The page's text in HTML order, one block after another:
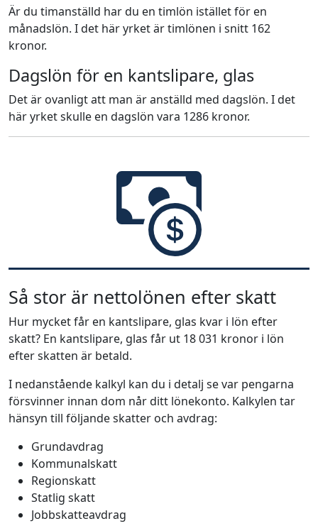
Är du timanställd har du en timlön istället för en
månadslön. I det här yrket är timlönen i snitt 162
kronor.
Dagslön för en kantslipare, glas
Det är ovanligt att man är anställd med dagslön. I det
här yrket skulle en dagslön vara 1286 kronor.
Så stor är nettolönen efter skatt
Hur mycket får en kantslipare, glas kvar i lön efter
skatt? En kantslipare, glas får ut 18 031 kronor i lön
efter skatten är betald.
I nedanstående kalkyl kan du i detalj se var pengarna
försvinner innan dom når ditt lönekonto. Kalkylen tar
hänsyn till följande skatter och avdrag:
Grundavdrag
Kommunalskatt
Regionskatt
Statlig skatt
Jobbskatteavdrag